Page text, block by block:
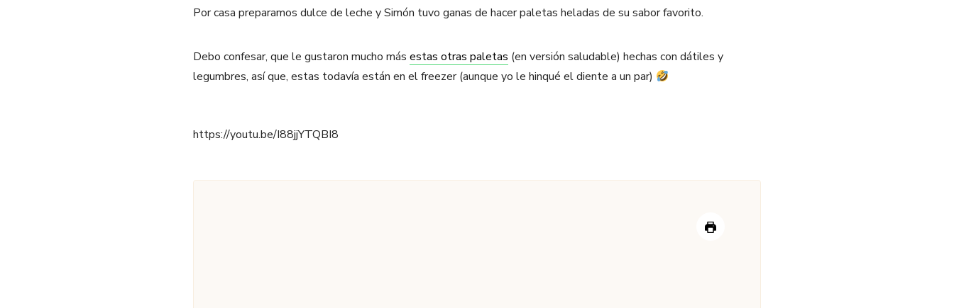
Por casa preparamos dulce de leche y Simón tuvo ganas de hacer paletas heladas de su sabor favorito.
Debo confesar, que le gustaron mucho más estas otras paletas (en versión saludable) hechas con dátiles y
legumbres, así que, estas todavía están en el freezer (aunque yo le hinqué el diente a un par)
https://youtu.be/I88jjYTQBI8